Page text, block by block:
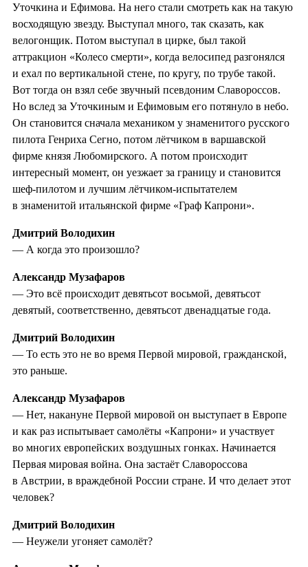
Уточкина и Ефимова. На него стали смотреть как на такую
восходящую звезду. Выступал много, так сказать, как
велогонщик. Потом выступал в цирке, был такой
аттракцион «Колесо смерти», когда велосипед разгонялся
и ехал по вертикальной стене, по кругу, по трубе такой.
Вот тогда он взял себе звучный псевдоним Славороссов.
Но вслед за Уточкиным и Ефимовым его потянуло в небо.
Он становится сначала механиком у знаменитого русского
пилота Генриха Сегно, потом лётчиком в варшавской
фирме князя Любомирского. А потом происходит
интересный момент, он уезжает за границу и становится
шеф-пилотом и лучшим лётчиком-испытателем
в знаменитой итальянской фирме «Граф Капрони».
Дмитрий Володихин
— А когда это произошло?
Александр Музафаров
— Это всё происходит девятьсот восьмой, девятьсот
девятый, соответственно, девятьсот двенадцатые года.
Дмитрий Володихин
— То есть это не во время Первой мировой, гражданской,
это раньше.
Александр Музафаров
— Нет, накануне Первой мировой он выступает в Европе
и как раз испытывает самолёты «Капрони» и участвует
во многих европейских воздушных гонках. Начинается
Первая мировая война. Она застаёт Славороссова
в Австрии, в враждебной России стране. И что делает этот
человек?
Дмитрий Володихин
— Неужели угоняет самолёт?